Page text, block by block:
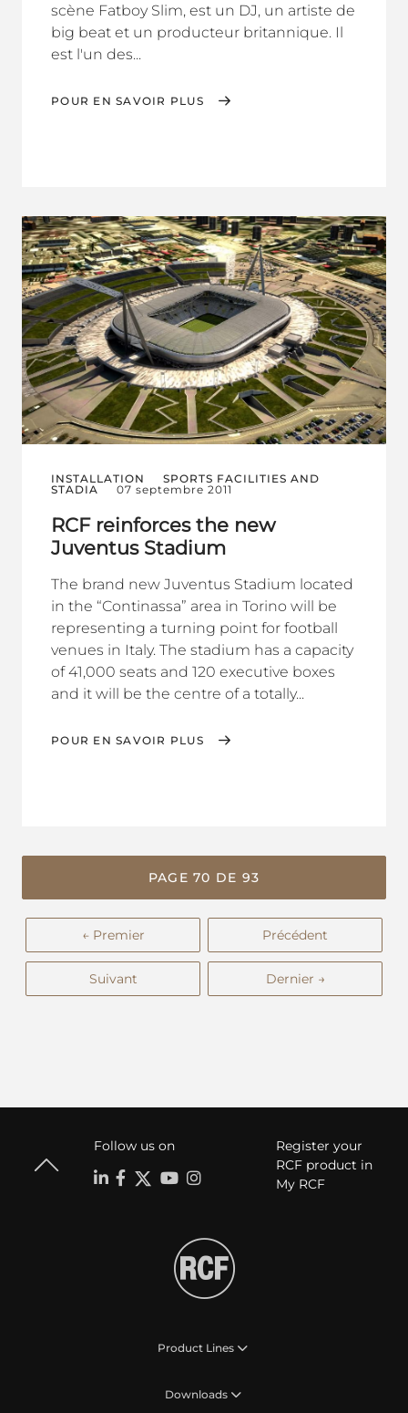
scène Fatboy Slim, est un DJ, un artiste de
big beat et un producteur britannique. Il
est l'un des...
POUR EN SAVOIR PLUS
INSTALLATION
SPORTS FACILITIES AND
STADIA
07 septembre 2011
RCF reinforces the new
Juventus Stadium
The brand new Juventus Stadium located
in the “Continassa” area in Torino will be
representing a turning point for football
venues in Italy. The stadium has a capacity
of 41,000 seats and 120 executive boxes
and it will be the centre of a totally...
POUR EN SAVOIR PLUS
PAGE 70 DE 93
← Premier Précédent
Suivant Dernier →
Follow us on
Register your
RCF product in
My RCF
Product Lines
Downloads